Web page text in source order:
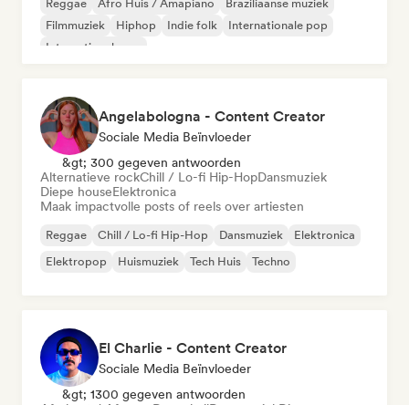
Reggae Afro Huis / Amapiano
Braziliaanse muziek
Filmmuziek
Hiphop Indie folk
Internationale pop
Internationale rap
Angelabologna - Content Creator
Sociale Media Beïnvloeder
&gt; 300 gegeven antwoorden
Alternatieve rockChill / Lo-fi Hip-HopDansmuziek
Diepe houseElektronica
Maak impactvolle posts of reels over artiesten
Reggae Chill / Lo-fi Hip-Hop Dansmuziek
Elektronica
Elektropop
Huismuziek Tech Huis Techno
El Charlie - Content Creator
Sociale Media Beïnvloeder
&gt; 1300 gegeven antwoorden